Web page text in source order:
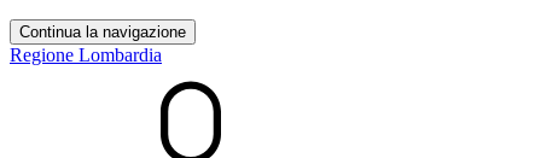
Continua la navigazione
Regione Lombardia